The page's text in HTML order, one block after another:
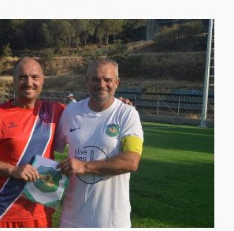
προσθήκες
στον
Ατρόμητο
Ανεμώτιας.
–
ΑΘΛΗΤΙΚΟ
ΜΕΤΩΠΟ